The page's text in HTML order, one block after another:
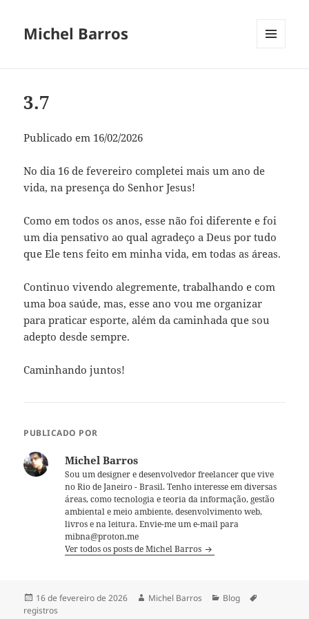
Michel Barros
3.7
Publicado em 16/02/2026
No dia 16 de fevereiro completei mais um ano de
vida, na presença do Senhor Jesus!
Como em todos os anos, esse não foi diferente e foi
um dia pensativo ao qual agradeço a Deus por tudo
que Ele tens feito em minha vida, em todas as áreas.
Continuo vivendo alegremente, trabalhando e com
uma boa saúde, mas, esse ano vou me organizar
para praticar esporte, além da caminhada que sou
adepto desde sempre.
Caminhando juntos!
PUBLICADO POR
Michel Barros
Sou um designer e desenvolvedor freelancer que vive
no Rio de Janeiro - Brasil. Tenho interesse em diversas
áreas, como tecnologia e teoria da informação, gestão
ambiental e meio ambiente, desenvolvimento web,
livros e na leitura. Envie-me um e-mail para
mibna@proton.me
Ver todos os posts de Michel Barros
Publicado
em
16 de fevereiro de 2026 Autor
Michel Barros Categorias
Blog
registros